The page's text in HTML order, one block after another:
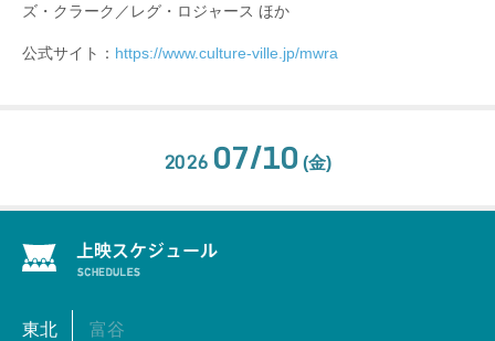
ズ・クラーク／レグ・ロジャース ほか
公式サイト： https://www.culture-ville.jp/mwra
2026 07/10 (金)
東北 富谷